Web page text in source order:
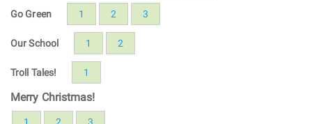
Go Green 1 2 3
Our School 1 2
Troll Tales! 1
Merry Christmas!
1 2 3